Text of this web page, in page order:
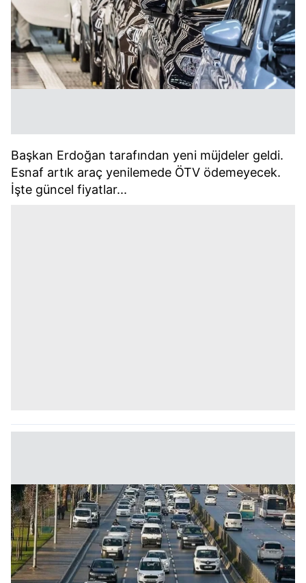
Başkan Erdoğan tarafından yeni müjdeler geldi.
Esnaf artık araç yenilemede ÖTV ödemeyecek.
İşte güncel fiyatlar...